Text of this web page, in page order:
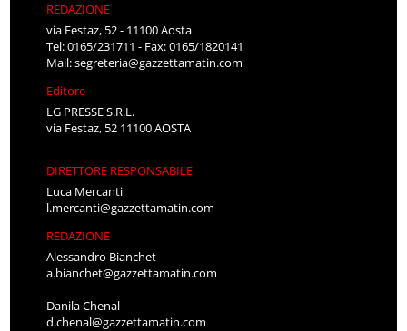
REDAZIONE
via Festaz, 52 - 11100 Aosta
Tel: 0165/231711 - Fax: 0165/1820141
Mail:segreteria@gazzettamatin.com
Editore
LG PRESSE S.R.L.
via Festaz, 52 11100 AOSTA
DIRETTORE RESPONSABILE
Luca Mercanti
l.mercanti@gazzettamatin.com
REDAZIONE
Alessandro Bianchet
a.bianchet@gazzettamatin.com
Danila Chenal
d.chenal@gazzettamatin.com